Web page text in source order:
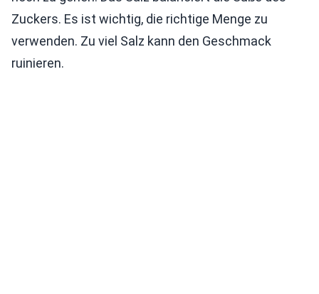
Zuckers. Es ist wichtig, die richtige Menge zu
verwenden. Zu viel Salz kann den Geschmack
ruinieren.